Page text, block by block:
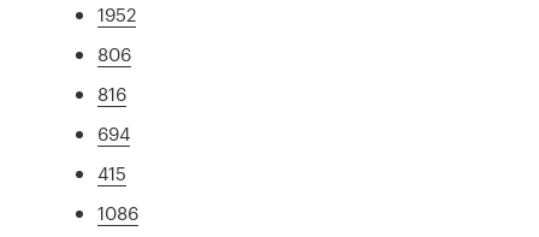
1952
806
816
694
415
1086